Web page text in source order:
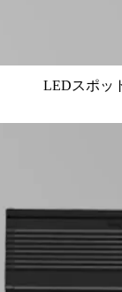
LEDスポッ